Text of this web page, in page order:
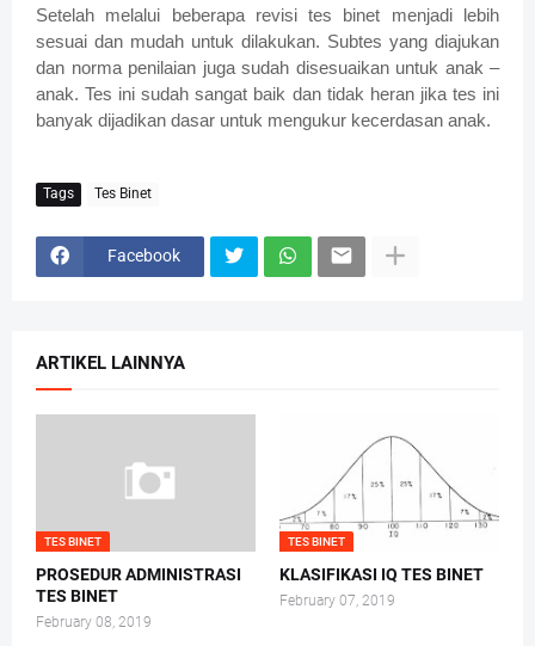
Setelah melalui beberapa revisi tes binet menjadi lebih
sesuai dan mudah untuk dilakukan. Subtes yang diajukan
dan norma penilaian juga sudah disesuaikan untuk anak –
anak. Tes ini sudah sangat baik dan tidak heran jika tes ini
banyak dijadikan dasar untuk mengukur kecerdasan anak.
Tags Tes Binet
Facebook
ARTIKEL LAINNYA
TES BINET
PROSEDUR ADMINISTRASI
TES BINET
February 08, 2019
TES BINET
KLASIFIKASI IQ TES BINET
February 07, 2019